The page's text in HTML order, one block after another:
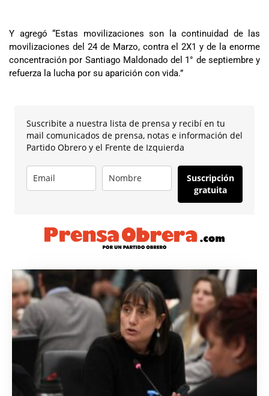
Y agregó “Estas movilizaciones son la continuidad de las
movilizaciones del 24 de Marzo, contra el 2X1 y de la enorme
concentración por Santiago Maldonado del 1° de septiembre y
refuerza la lucha por su aparición con vida.”
Suscribite a nuestra lista de prensa y recibí en tu
mail comunicados de prensa, notas e información del
Partido Obrero y el Frente de Izquierda
Suscripción
gratuita